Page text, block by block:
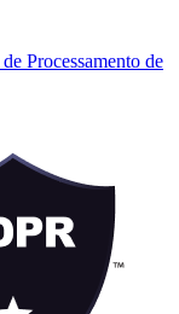
Processamento de